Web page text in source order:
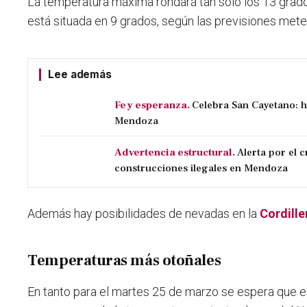
está situada en 9 grados, según las previsiones
Lee además
Fe y esperanza. Celebra San Cayetano:
Mendoza
Advertencia estructural.Alerta por el
construcciones ilegales en Mendoza
Además hay posibilidades de nevadas en la
Temperaturas más otoñales
En tanto para el martes 25 de marzo se espera que